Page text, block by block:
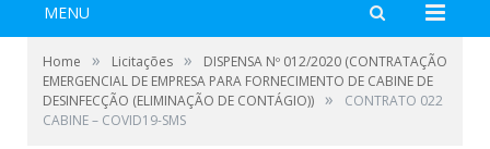
MENU
Home » Licitações »
DISPENSA Nº 012/2020 (CONTRATAÇÃO
EMERGENCIAL DE EMPRESA PARA FORNECIMENTO DE CABINE DE
DESINFECÇÃO (ELIMINAÇÃO DE CONTÁGIO)) »
CONTRATO 022
CABINE – COVID19-SMS